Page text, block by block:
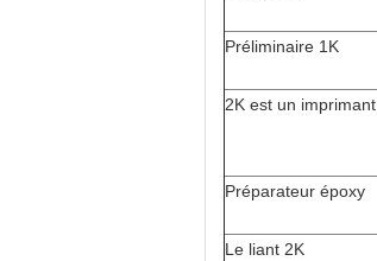
Préliminaire 1K
2K est un imprimant
Préparateur époxy
Le liant 2K